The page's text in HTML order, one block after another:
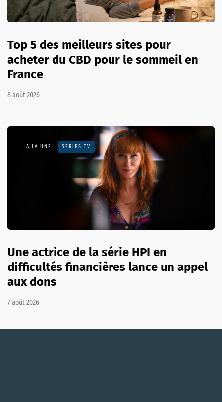
Top 5 des meilleurs sites pour
acheter du CBD pour le sommeil en
France
8 août 2026
A LA UNE SÉRIES TV
Une actrice de la série HPI en
difficultés financières lance un appel
aux dons
7 août 2026